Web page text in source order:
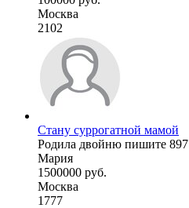
Москва
2102
Стану суррогатной мамой
Родила двойню пишите
Мария
1500000 руб.
Москва
1777